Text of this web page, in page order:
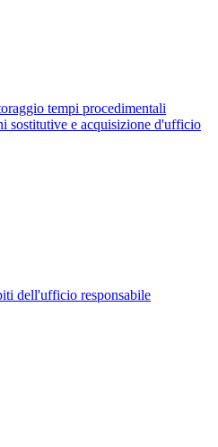
tempi procedimentali
sostitutive e acquisizione d'ufficio
dell'ufficio responsabile